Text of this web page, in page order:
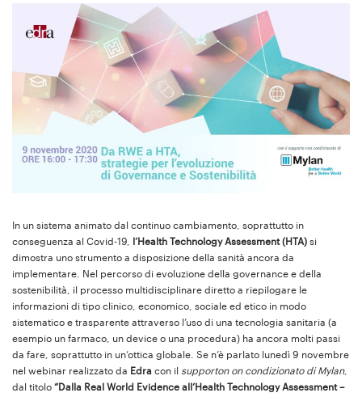
In un sistema animato dal continuo cambiamento, soprattutto in
conseguenza al Covid-19,
l’Health Technology Assessment (HTA) si
dimostra uno strumento a disposizione della sanità ancora da
implementare. Nel percorso di evoluzione della governance e della
sostenibilità, il processo multidisciplinare diretto a riepilogare le
informazioni di tipo clinico, economico, sociale ed etico in modo
sistematico e trasparente attraverso l’uso di una tecnologia sanitaria (a
esempio un farmaco, un device o una procedura) ha ancora molti passi
da fare, soprattutto in un’ottica globale. Se n’è parlato lunedì 9 novembre
nel webinar realizzato da Edra con il supporton on condizionato di Mylan,
dal titolo “Dalla Real World Evidence all’Health Technology Assessment –